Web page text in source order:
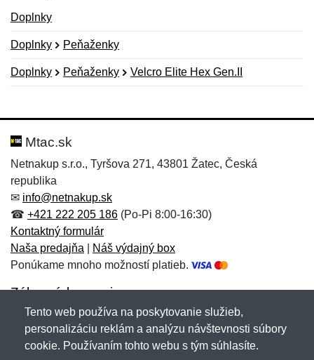
Doplnky
Doplnky Peňaženky
Doplnky Peňaženky Velcro Elite Hex Gen.II
Hodnotenie:
Meno:*
E-mail:
Správa*
Meno:
E-mail:*
Správa*
Mtac.sk
Netnakup s.r.o., Tyršova 271, 43801 Žatec, Česká
republika
✉ info@netnakup.sk
☎ +421 222 205 186 (Po-Pi 8:00-16:30)
Kontaktný formulár
Naša predajňa
Náš výdajný box
Ponúkame mnoho možností platieb.
Zákaznícky servis
Novinky emailom
Tento web používa na poskytovanie služieb,
personalizáciu reklám a analýzu návštevnosti súbory
cookie. Používaním tohto webu s tým súhlasíte.